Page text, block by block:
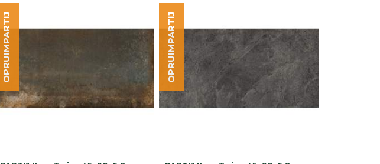
OPRUIMPARTIJ OPRUIMPARTIJ